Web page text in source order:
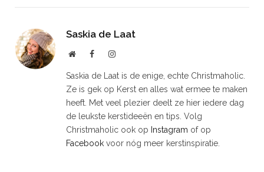
Saskia de Laat
WebsiteFacebookInstagram
Saskia de Laat is de enige, echte Christmaholic.
Ze is gek op Kerst en alles wat ermee te maken
heeft. Met veel plezier deelt ze hier iedere dag
de leukste kerstideeën en tips. Volg
Christmaholic ook op Instagram of op
Facebook voor nóg meer kerstinspiratie.